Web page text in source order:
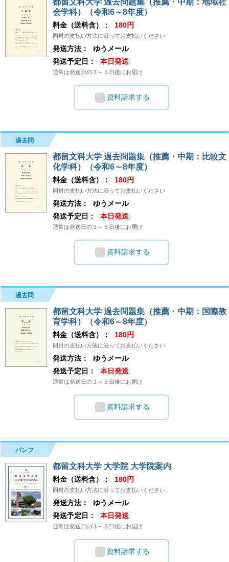
会学科）（令和6～8年度）
料金（送料含）： 180円
同封の支払い方法に沿ってお支払いください
発送方法：
ゆうメール
発送予定日：
本日発送
通常は発送日の３～５日後にお届け
資料請求する
過去問
都留文科大学 過去問題集（推薦・中期：比較文
化学科）（令和6～8年度）
料金（送料含）： 180円
同封の支払い方法に沿ってお支払いください
発送方法：
ゆうメール
発送予定日：
本日発送
通常は発送日の３～５日後にお届け
資料請求する
過去問
都留文科大学 過去問題集（推薦・中期：国際教
育学科）（令和6～8年度）
料金（送料含）： 180円
同封の支払い方法に沿ってお支払いください
発送方法：
ゆうメール
発送予定日：
本日発送
通常は発送日の３～５日後にお届け
資料請求する
パンフ
都留文科大学 大学院 大学院案内
料金（送料含）： 180円
同封の支払い方法に沿ってお支払いください
発送方法：
ゆうメール
発送予定日：
本日発送
通常は発送日の３～５日後にお届け
資料請求する